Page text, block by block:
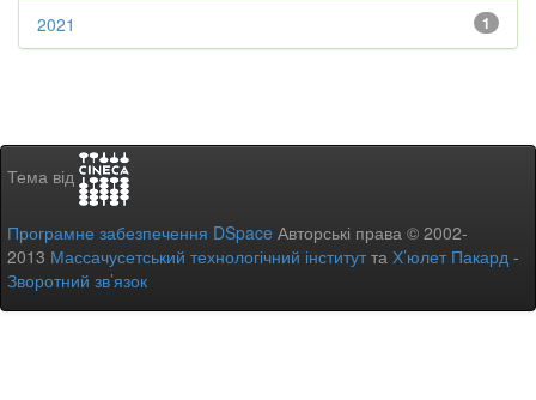
1
2021
Тема від
Програмне забезпечення DSpace Авторські права © 2002-
2013 Массачусетський технологічний інститутта Х’юлет Пакард -
Зворотний зв’язок